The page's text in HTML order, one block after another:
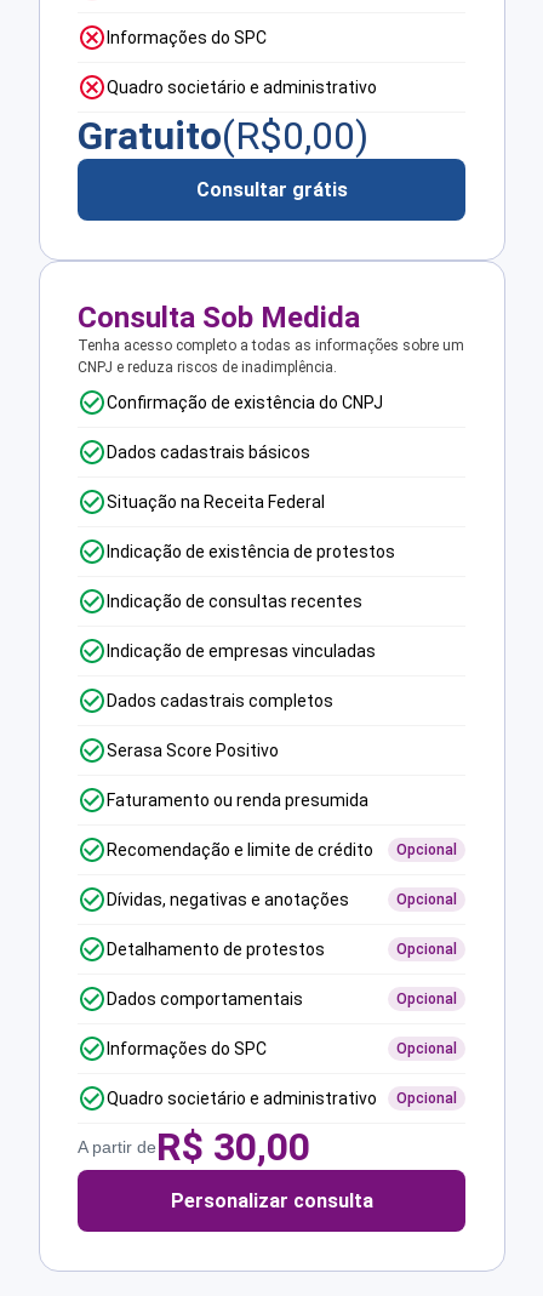
Informações do SPC
Quadro societário e administrativo
Gratuito(R$0,00)
Consultar grátis
Consulta Sob Medida
Tenha acesso completo a todas as informações sobre um
CNPJ e reduza riscos de inadimplência.
Confirmação de existência do CNPJ
Dados cadastrais básicos
Situação na Receita Federal
Indicação de existência de protestos
Indicação de consultas recentes
Indicação de empresas vinculadas
Dados cadastrais completos
Serasa Score Positivo
Faturamento ou renda presumida
Recomendação e limite de crédito Opcional
Dívidas, negativas e anotações Opcional
Detalhamento de protestos Opcional
Dados comportamentais Opcional
Informações do SPC Opcional
Quadro societário e administrativo Opcional
A partir deR$ 30,00
Personalizar consulta